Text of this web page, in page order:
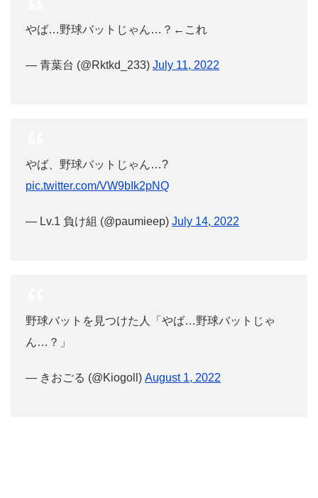
やば…野球バットじゃん…？←これ
— 青葉台 (@Rktkd_233) July 11, 2022
やば、野球バットじゃん…?
pic.twitter.com/VW9bIk2pNQ
— Lv.1 負け組 (@paumieep) July 14, 2022
野球バットを見つけた人「やば…野球バットじゃ
ん…？」
— きおごる (@Kiogoll) August 1, 2022